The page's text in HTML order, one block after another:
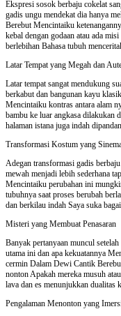
Ekspresi sosok berbaju cokelat
gadis ungu mendekat dia hanya
Berebut Mencintaiku
kebal dengan godaan atau ada
berlebihan Bahasa tubuh
Latar Tempat yang Megah dan
Latar tempat sangat mendukung
berkabut dan bangunan kayu
Mencintaiku kontras antara alam
bambu ke luar angkasa dilakukan
halaman istana juga indah
Transformasi Kostum yang
Adegan transformasi gadis
mewah menjadi lebih sederhana
Mencintaiku perubahan ini
tubuhnya saat proses berubah
dan berkilau indah Saya suka
Misteri yang Membuat Penasaran
Banyak pertanyaan muncul
utama ini dan apa kekuatannya
cermin Dalam Dewi Cantik
nonton Apakah mereka musuh
lava dan es menunjukkan dualitas
Pengalaman Menonton yang